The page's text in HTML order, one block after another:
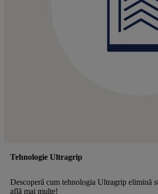
Tehnologie Ultragrip
Descoperă cum tehnologia Ultragrip elimină
află mai multe!